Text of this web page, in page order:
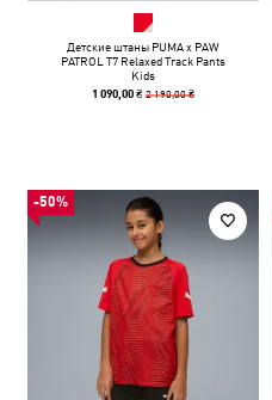
Детские штаны PUMA x PAW
PATROL T7 Relaxed Track Pants
Kids
1 090,00 ₴2 190,00 ₴
-50%